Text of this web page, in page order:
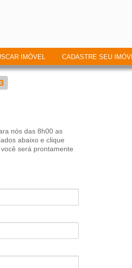
IMÓVEL CADASTRE SEU
nós das 8h00 as
abaixo e clique
será prontamente